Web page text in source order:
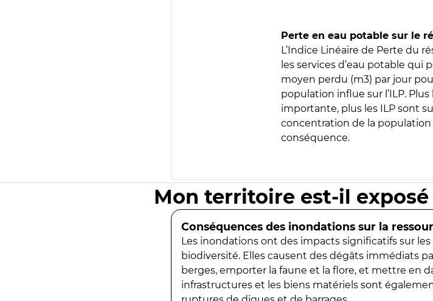
Perte en eau potable sur le
L’Indice Linéaire de Perte du
les services d’eau potable qui
moyen perdu (m3) par jour
population influe sur l’ILP.
importante, plus les ILP sont
concentration de la
conséquence.
Mon territoire est-il
Conséquences des inondations sur la
Les inondations ont des impacts significatifs sur
biodiversité. Elles causent des dégâts immédiats
berges, emporter la faune et la flore, et mettre en
infrastructures et les biens matériels sont